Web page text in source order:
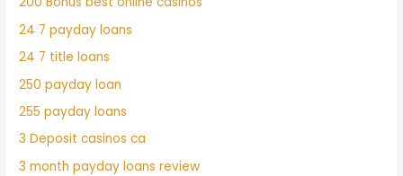
24 7 payday loans
24 7 title loans
250 payday loan
255 payday loans
3 Deposit casinos ca
3 month payday loans review